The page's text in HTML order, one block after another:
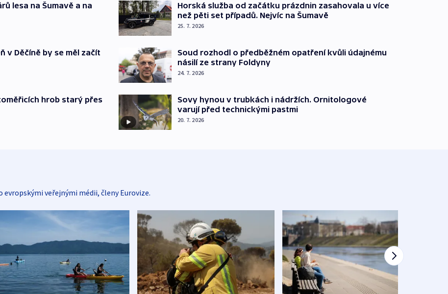
lesa na Šumavě a na
v Děčíně by se měl začít
hrob starý přes
Horská služba od začátku prázdnin zasahovala u více
než pěti set případů. Nejvíc na Šumavě
25. 7. 2026
Soud rozhodl o předběžném opatření kvůli údajnému
násilí ze strany Foldyny
24. 7. 2026
Sovy hynou v trubkách i nádržích. Ornitologové
varují před technickými pastmi
20. 7. 2026
evropskými veřejnými médii, členy Eurovize.